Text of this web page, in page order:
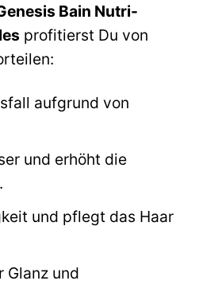
Bain Nutri-
profitierst Du von
aufgrund von
und erhöht die
und pflegt das Haar
Glanz und